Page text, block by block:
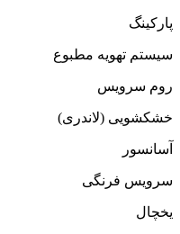
پارکینگ
سیستم تهویه مطبوع
روم سرویس
خشکشویی (لاندری)
آسانسور
سرویس فرنگی
یخچال